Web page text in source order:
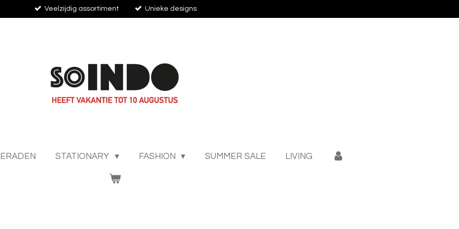
Veelzijdig assortiment Unieke designs
STATIONARY FASHION SUMMER SALE LIVING